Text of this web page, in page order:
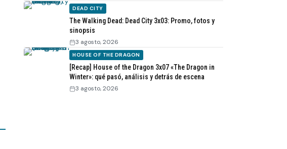
DEAD CITY
The Walking Dead: Dead City 3x03: Promo, fotos y
sinopsis
3 agosto, 2026
HOUSE OF THE DRAGON
[Recap] House of the Dragon 3x07 «The Dragon in
Winter»: qué pasó, análisis y detrás de escena
3 agosto, 2026